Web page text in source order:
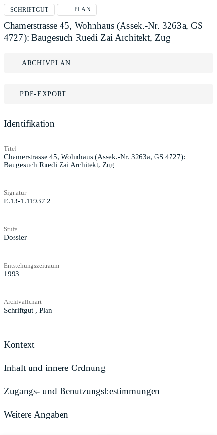
SCHRIFTGUT PLAN
Chamerstrasse 45, Wohnhaus (Assek.-Nr. 3263a, GS
4727): Baugesuch Ruedi Zai Architekt, Zug
ARCHIVPLAN
PDF-EXPORT
Identifikation
Titel
Chamerstrasse 45, Wohnhaus (Assek.-Nr. 3263a, GS 4727):
Baugesuch Ruedi Zai Architekt, Zug
Signatur
E.13-1.11937.2
Stufe
Dossier
Entstehungszeitraum
1993
Archivalienart
Schriftgut , Plan
Kontext
Inhalt und innere Ordnung
Zugangs- und Benutzungsbestimmungen
Weitere Angaben